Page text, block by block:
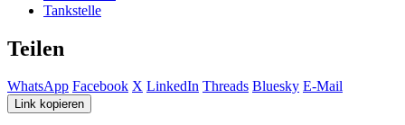
Tankstelle
Teilen
WhatsApp Facebook X LinkedIn Threads Bluesky E-Mail
Link kopieren